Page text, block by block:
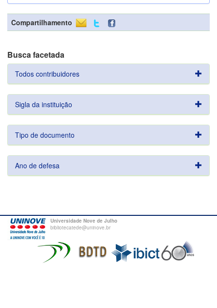
Compartilhamento
Busca facetada
Todos contribuidores
Sigla da instituição
Tipo de documento
Ano de defesa
Universidade Nove de Julho
bibliotecatede@uninove.br